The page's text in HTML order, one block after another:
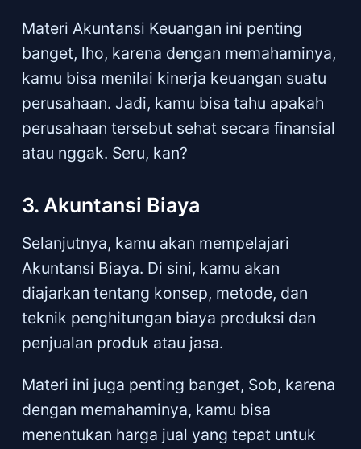
Materi Akuntansi Keuangan ini penting
banget, lho, karena dengan memahaminya,
kamu bisa menilai kinerja keuangan suatu
perusahaan. Jadi, kamu bisa tahu apakah
perusahaan tersebut sehat secara finansial
atau nggak. Seru, kan?
3. Akuntansi Biaya
Selanjutnya, kamu akan mempelajari
Akuntansi Biaya. Di sini, kamu akan
diajarkan tentang konsep, metode, dan
teknik penghitungan biaya produksi dan
penjualan produk atau jasa.
Materi ini juga penting banget, Sob, karena
dengan memahaminya, kamu bisa
menentukan harga jual yang tepat untuk